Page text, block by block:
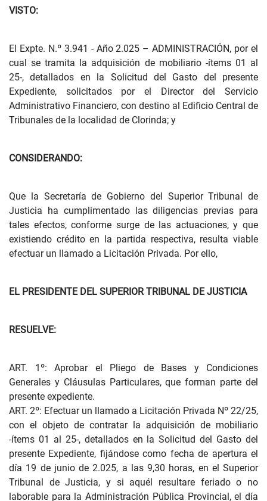
VISTO:
El Expte. N.º 3.941 - Año 2.025 – ADMINISTRACIÓN, por el
cual se tramita la adquisición de mobiliario -ítems 01 al
25-, detallados en la Solicitud del Gasto del presente
Expediente, solicitados por el Director del Servicio
Administrativo Financiero, con destino al Edificio Central de
Tribunales de la localidad de Clorinda; y
CONSIDERANDO:
Que la Secretaría de Gobierno del Superior Tribunal de
Justicia ha cumplimentado las diligencias previas para
tales efectos, conforme surge de las actuaciones, y que
existiendo crédito en la partida respectiva, resulta viable
efectuar un llamado a Licitación Privada. Por ello,
EL PRESIDENTE DEL SUPERIOR TRIBUNAL DE JUSTICIA
RESUELVE:
ART. 1º: Aprobar el Pliego de Bases y Condiciones
Generales y Cláusulas Particulares, que forman parte del
presente expediente.
ART. 2º: Efectuar un llamado a Licitación Privada Nº 22/25,
con el objeto de contratar la adquisición de mobiliario
-ítems 01 al 25-, detallados en la Solicitud del Gasto del
presente Expediente, fijándose como fecha de apertura el
día 19 de junio de 2.025, a las 9,30 horas, en el Superior
Tribunal de Justicia, y si aquél resultare feriado o no
laborable para la Administración Pública Provincial, el día